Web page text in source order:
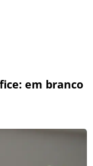
em branco